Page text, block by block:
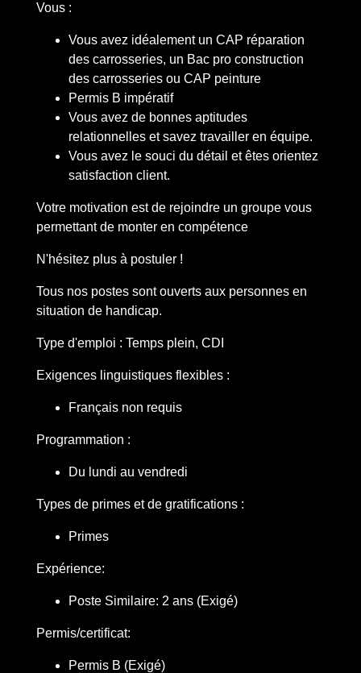
Vous :
Vous avez idéalement un CAP réparation
des carrosseries, un Bac pro construction
des carrosseries ou CAP peinture
Permis B impératif
Vous avez de bonnes aptitudes
relationnelles et savez travailler en équipe.
Vous avez le souci du détail et êtes orientez
satisfaction client.
Votre motivation est de rejoindre un groupe vous
permettant de monter en compétence
N'hésitez plus à postuler !
Tous nos postes sont ouverts aux personnes en
situation de handicap.
Type d'emploi : Temps plein, CDI
Exigences linguistiques flexibles :
Français non requis
Programmation :
Du lundi au vendredi
Types de primes et de gratifications :
Primes
Expérience:
Poste Similaire: 2 ans (Exigé)
Permis/certificat:
Permis B (Exigé)